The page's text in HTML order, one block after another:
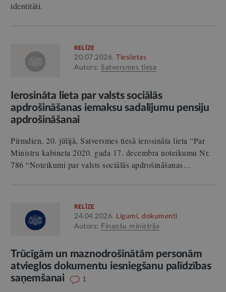
identitāti.
RELĪZE
20.07.2026.
Tieslietas
Autors: Satversmes tiesa
Ierosināta lieta par valsts sociālās
apdrošināšanas iemaksu sadalījumu pensiju
apdrošināšanai
Pirmdien, 20. jūlijā, Satversmes tiesā ierosināta lieta “Par
Ministru kabineta 2020. gada 17. decembra noteikumu Nr.
786 “Noteikumi par valsts sociālās apdrošināšanas…
RELĪZE
24.04.2026.
Līgumi, dokumenti
Autors: Finanšu ministrija
Trūcīgām un maznodrošinātām personām
atvieglos dokumentu iesniegšanu palīdzības
saņemšanai
1